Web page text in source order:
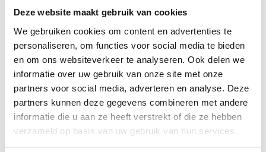
Deze website maakt gebruik van cookies
We gebruiken cookies om content en advertenties te
personaliseren, om functies voor social media te bieden
en om ons websiteverkeer te analyseren. Ook delen we
informatie over uw gebruik van onze site met onze
partners voor social media, adverteren en analyse. Deze
partners kunnen deze gegevens combineren met andere
informatie die u aan ze heeft verstrekt of die ze hebben
verzameld op basis van uw gebruik van hun services.
CONCEPT 24, GEHOORBESCHERMER
€23,40